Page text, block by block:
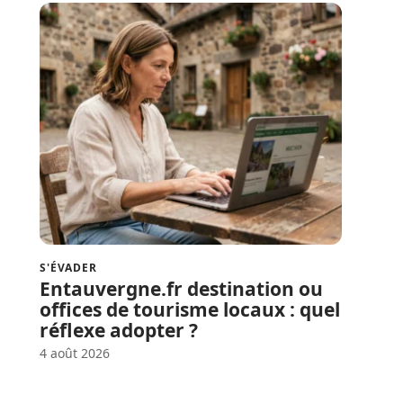
S'ÉVADER
Entauvergne.fr destination ou
offices de tourisme locaux : quel
réflexe adopter ?
4 août 2026